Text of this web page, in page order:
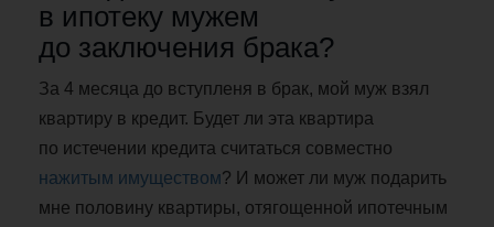
в ипотеку мужем
до заключения брака?
За 4 месяца до вступленя в брак, мой муж взял
квартиру в кредит. Будет ли эта квартира
по истечении кредита считаться совместно
нажитым имуществом? И может ли муж подарить
мне половину квартиры, отягощенной ипотечным